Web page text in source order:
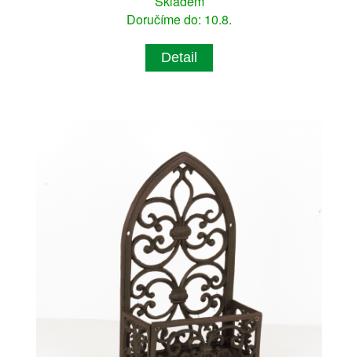
Doručíme do: 10.8.
Detail